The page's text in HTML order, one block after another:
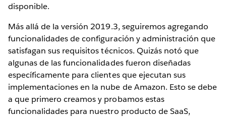
disponible.
Más allá de la versión 2019.3, seguiremos agregando
funcionalidades de configuración y administración que
satisfagan sus requisitos técnicos. Quizás notó que
algunas de las funcionalidades fueron diseñadas
específicamente para clientes que ejecutan sus
implementaciones en la nube de Amazon. Esto se debe
a que primero creamos y probamos estas
funcionalidades para nuestro producto de SaaS,